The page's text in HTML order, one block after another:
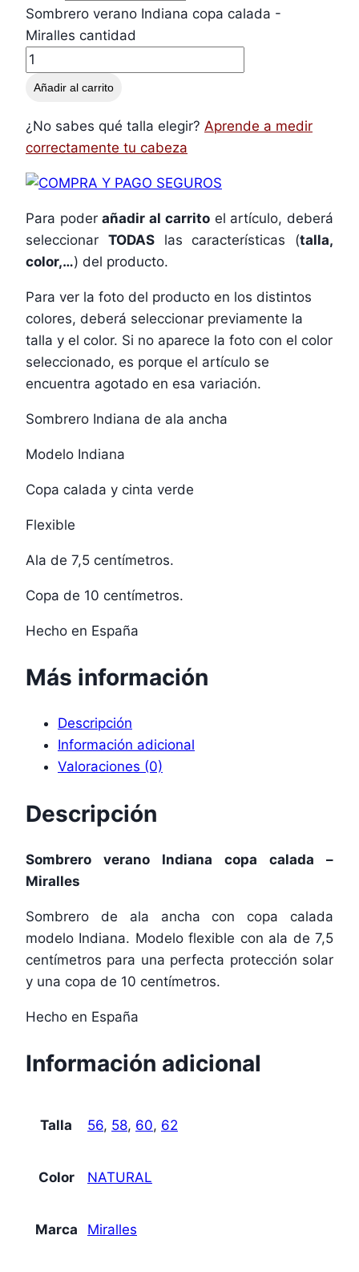
Sombrero verano Indiana copa calada -
Miralles cantidad
Añadir al carrito
¿No sabes qué talla elegir? Aprende a medir
correctamente tu cabeza
Para poderañadir al carritoel artículo, deberá
seleccionar TODASlas características (talla,
color,…) del producto.
Para ver la foto del producto en los distintos
colores, deberá seleccionar previamente la
talla y el color. Si no aparece la foto con el color
seleccionado, es porque el artículo se
encuentra agotado en esa variación.
Sombrero Indiana de ala ancha
Modelo Indiana
Copa calada y cinta verde
Flexible
Ala de 7,5 centímetros.
Copa de 10 centímetros.
Hecho en España
Más información
Descripción
Información adicional
Valoraciones (0)
Descripción
Sombrero verano Indiana copa calada –
Miralles
Sombrero de ala ancha con copa calada
modelo Indiana. Modelo flexible con ala de 7,5
centímetros para una perfecta protección solar
y una copa de 10 centímetros.
Hecho en España
Información adicional
Talla 56, 58, 60, 62
Color NATURAL
Marca Miralles